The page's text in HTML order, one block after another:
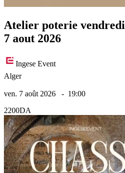
Atelier poterie vendredi
7 aout 2026
Ingese Event
Alger
ven. 7 août 2026 - 19:00
2200DA